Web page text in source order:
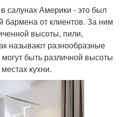
салунах Америки - это был
бармена от клиентов. За ним
высоты, пили,
называют разнообразные
быть различной высоты
кухни.